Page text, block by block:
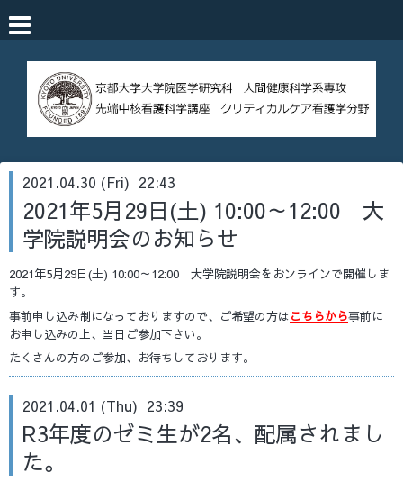
2021.04.30 (Fri) 22:43
2021年5月29日(土) 10:00～12:00 大
学院説明会のお知らせ
2021年5月29日(土) 10:00～12:00 大学院説明会をおンラインで開催しま
す。
事前申し込み制になっておりますので、ご希望の方はこちらから事前に
お申し込みの上、当日ご参加下さい。
たくさんの方のご参加、お待ちしております。
2021.04.01 (Thu) 23:39
R3年度のゼミ生が2名、配属されまし
た。